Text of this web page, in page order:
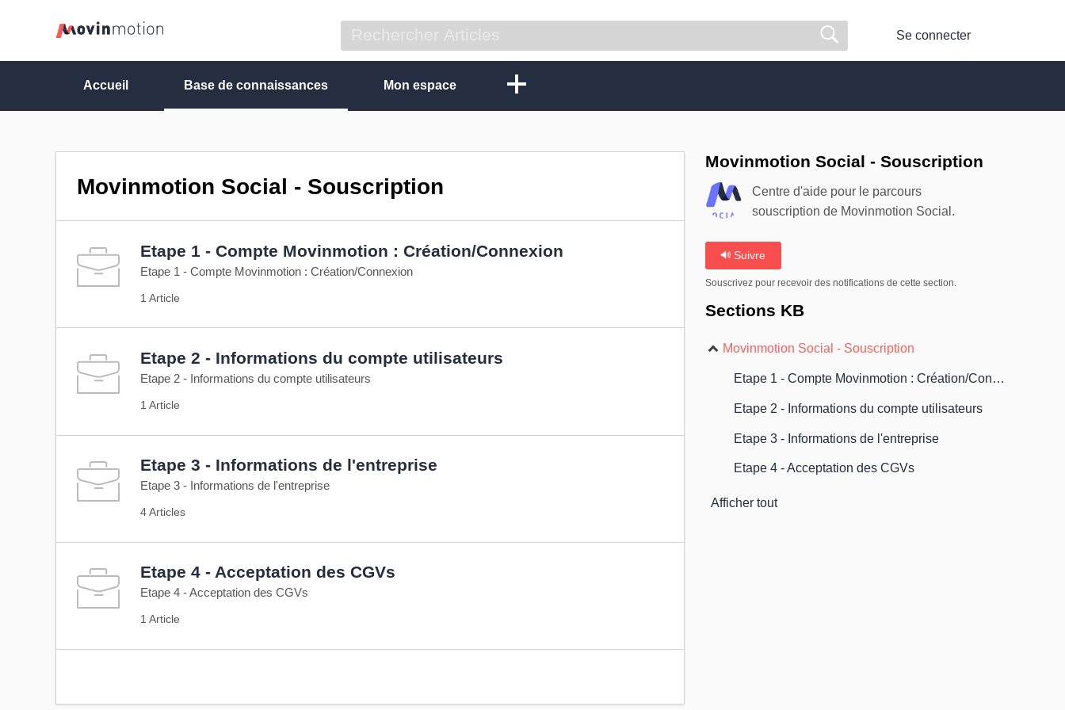
Se connecter
Accueil Base de connaissances Mon espace
Movinmotion Social - Souscription
Etape 1 - Compte Movinmotion : Création/Connexion
Etape 1 - Compte Movinmotion : Création/Connexion
1 Article
Etape 2 - Informations du compte utilisateurs
Etape 2 - Informations du compte utilisateurs
1 Article
Etape 3 - Informations de l'entreprise
Etape 3 - Informations de l'entreprise
4 Articles
Etape 4 - Acceptation des CGVs
Etape 4 - Acceptation des CGVs
1 Article
Movinmotion Social - Souscription
Centre d'aide pour le parcours
souscription de Movinmotion Social.
Suivre
Souscrivez pour recevoir des notifications de cette section.
Sections KB
Movinmotion Social - Souscription
Etape 1 - Compte Movinmotion : Création/Connexion
Etape 2 - Informations du compte utilisateurs
Etape 3 - Informations de l'entreprise
Etape 4 - Acceptation des CGVs
Afficher tout